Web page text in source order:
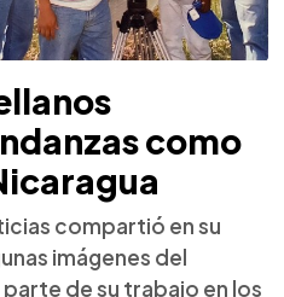
como
compartió en su
imágenes del
de su trabajo en los